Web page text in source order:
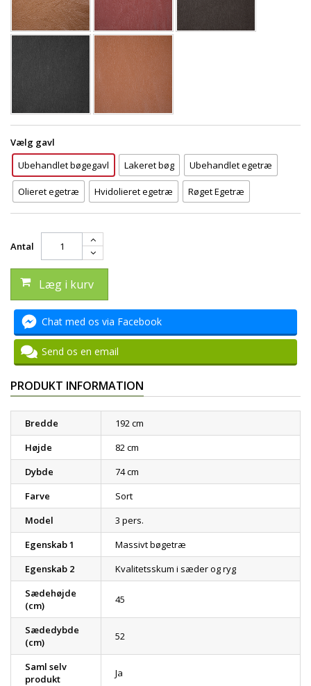
Vælg gavl
Ubehandlet bøgegavl
Lakeret bøg Ubehandlet egetræ
Olieret egetræ Hvidolieret egetræ Røget Egetræ
Antal
Læg i kurv
Chat med os via Facebook
Send os en email
PRODUKT INFORMATION
Bredde
192 cm
Højde
82 cm
Dybde
74 cm
Farve
Sort
Model
3 pers.
Egenskab 1
Massivt bøgetræ
Egenskab 2
Kvalitetsskum i sæder og ryg
Sædehøjde
(cm)
45
Sædedybde
(cm)
52
Saml selv
produkt
Ja